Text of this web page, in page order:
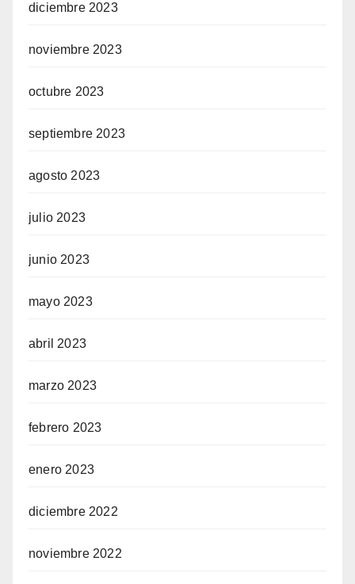
diciembre 2023
noviembre 2023
octubre 2023
septiembre 2023
agosto 2023
julio 2023
junio 2023
mayo 2023
abril 2023
marzo 2023
febrero 2023
enero 2023
diciembre 2022
noviembre 2022